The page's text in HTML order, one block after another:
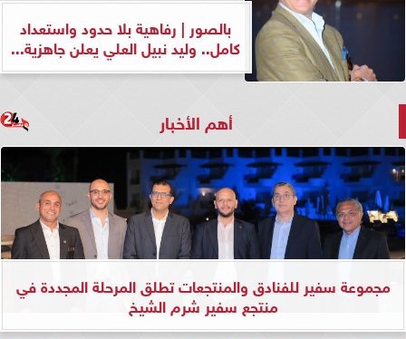
بالصور | رفاهية بلا حدود واستعداد
كامل.. وليد نبيل العلي يعلن جاهزية...
أهم الأخبار
مجموعة سفير للفنادق والمنتجعات تطلق المرحلة المجددة في
منتجع سفير شرم الشيخ